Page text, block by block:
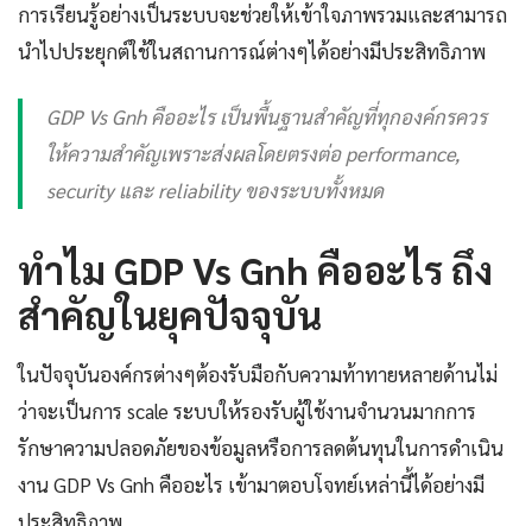
การเรียนรู้อย่างเป็นระบบจะช่วยให้เข้าใจภาพรวมและสามารถ
นำไปประยุกต์ใช้ในสถานการณ์ต่างๆได้อย่างมีประสิทธิภาพ
GDP Vs Gnh คืออะไร เป็นพื้นฐานสำคัญที่ทุกองค์กรควร
ให้ความสำคัญเพราะส่งผลโดยตรงต่อ performance,
security และ reliability ของระบบทั้งหมด
ทำไม GDP Vs Gnh คืออะไร ถึง
สำคัญในยุคปัจจุบัน
ในปัจจุบันองค์กรต่างๆต้องรับมือกับความท้าทายหลายด้านไม่
ว่าจะเป็นการ scale ระบบให้รองรับผู้ใช้งานจำนวนมากการ
รักษาความปลอดภัยของข้อมูลหรือการลดต้นทุนในการดำเนิน
งาน GDP Vs Gnh คืออะไร เข้ามาตอบโจทย์เหล่านี้ได้อย่างมี